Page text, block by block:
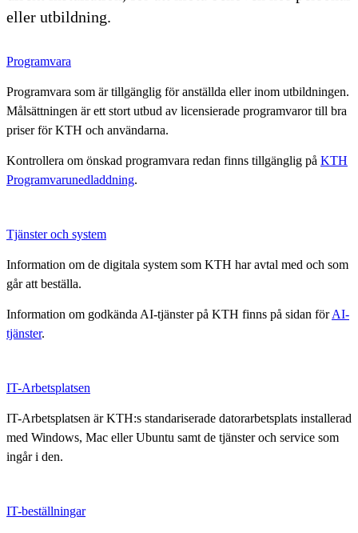
eller utbildning.
Programvara
Programvara som är tillgänglig för anställda eller inom utbildningen.
Målsättningen är ett stort utbud av licensierade programvaror till bra
priser för KTH och användarna.
Kontrollera om önskad programvara redan finns tillgänglig på KTH
Programvarunedladdning.
Tjänster och system
Information om de digitala system som KTH har avtal med och som
går att beställa.
Information om godkända AI-tjänster på KTH finns på sidan förAI-
tjänster.
IT-Arbetsplatsen
IT-Arbetsplatsen är KTH:s standariserade datorarbetsplats installerad
med Windows, Mac eller Ubuntu samt de tjänster och service som
ingår i den.
IT-beställningar